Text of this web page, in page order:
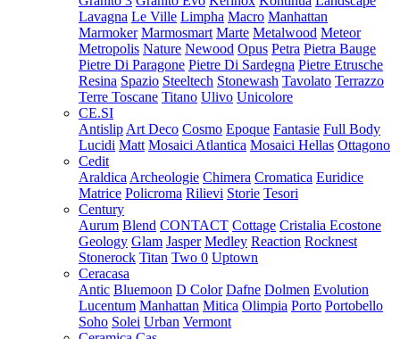
Lavagna Le Ville Limpha Macro Manhattan
Marmoker Marmosmart Marte Metalwood Meteor
Metropolis Nature Newood Opus Petra Pietra Bauge
Pietre Di Paragone Pietre Di Sardegna Pietre Etrusche
Resina Spazio Steeltech Stonewash Tavolato Terrazzo
Terre Toscane Titano Ulivo Unicolore
CE.SI
Antislip Art Deco Cosmo Epoque Fantasie Full Body
Lucidi Matt Mosaici Atlantica Mosaici Hellas Ottagono
Cedit
Araldica Archeologie Chimera Cromatica Euridice
Matrice Policroma Rilievi Storie Tesori
Century
Aurum Blend CONTACT Cottage Cristalia Ecostone
Geology Glam Jasper Medley Reaction Rocknest
Stonerock Titan Two 0 Uptown
Ceracasa
Antic Bluemoon D Color Dafne Dolmen Evolution
Lucentum Manhattan Mitica Olimpia Porto Portobello
Soho Solei Urban Vermont